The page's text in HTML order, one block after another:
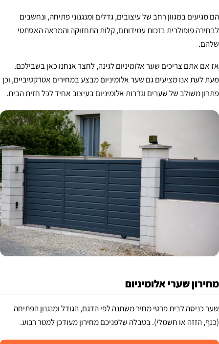
הם מגיעים במגוון רחב של עיצובים, גדלים ומנגנוני פתיחה, ונחשבים
לבחירה פופולרית בזכות עמידותם, קלות התחזוקה והמראה האסתטי
שלהם.
אז אם אתם צריכים שער אלומיניום לגינה, לחצר אנחנו כאן בשבילכם.
מעת לעת אנו מציעים גם שער אלומיניום מבצע במחירים אטרקטיביים, וכן
פתרון משולב של שערים וגדרות אלומיניום בעיצוב אחיד לכל חזית הבית.
מחירון שערי אלומיניום
שער כניסה לבית פרטי מחיר משתנה לפי הדגם, הגודל ומנגנון הפתיחה
(כנף, הזזה או חשמלי). בטבלה שלפניכם מחירון מעודכן למטר רבוע.